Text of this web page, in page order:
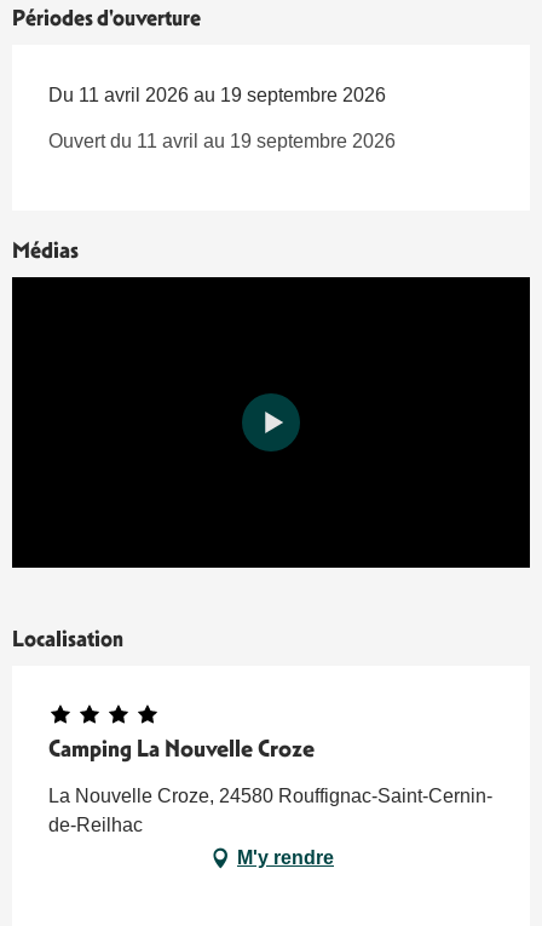
Périodes d'ouverture
Du 11 avril 2026 au 19 septembre 2026
Ouvert du 11 avril au 19 septembre 2026
Médias
Localisation
Camping La Nouvelle Croze
La Nouvelle Croze, 24580 Rouffignac-Saint-Cernin-
de-Reilhac
M'y rendre